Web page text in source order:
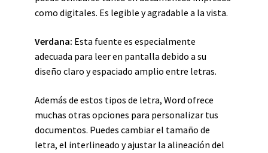
como digitales. Es legible y agradable a la vista.
Verdana: Esta fuente es especialmente
adecuada para leer en pantalla debido a su
diseño claro y espaciado amplio entre letras.
Además de estos tipos de letra, Word ofrece
muchas otras opciones para personalizar tus
documentos. Puedes cambiar el tamaño de
letra, el interlineado y ajustar la alineación del